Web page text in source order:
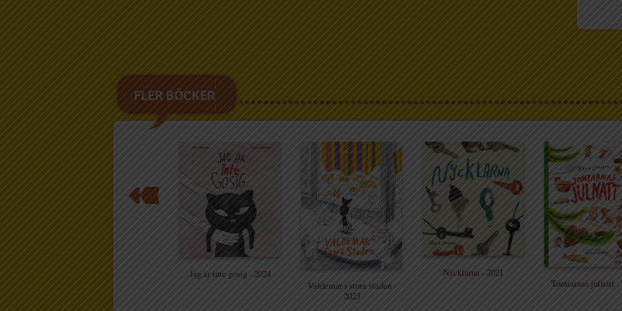
FLER BÖCKER
Jag är inte gosig - 2024
Valdemar i stora staden -
2023
Nycklarna - 2021
Tomtarnas julnatt -